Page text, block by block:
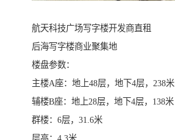
航天科技广场写字楼开发商直租
后海写字楼商业聚集地
楼盘参数：
主楼A座：地上48层，地下4层，238米
辅楼B座：地上28层，地下4层，138米
群楼：6层，31.6米